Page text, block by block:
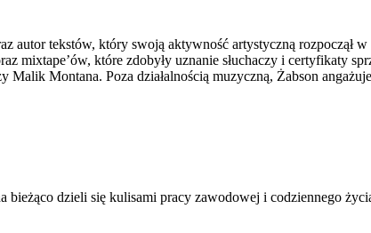
autor tekstów, który swoją aktywność artystyczną rozpoczął
mixtape’ów, które zdobyły uznanie słuchaczy i certyfikaty
Malik Montana. Poza działalnością muzyczną, Żabson
bieżąco dzieli się kulisami pracy zawodowej i codziennego